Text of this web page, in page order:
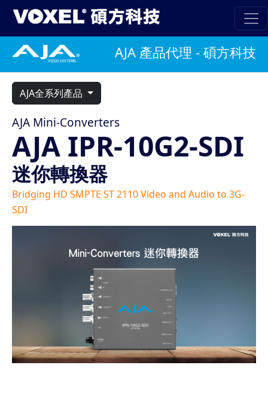
AJA 產品代理 - 碩方科技
AJA全系列產品
AJA Mini-Converters
AJA IPR-10G2-SDI
迷你轉換器
Bridging HD SMPTE ST 2110 Video and Audio to 3G-
SDI